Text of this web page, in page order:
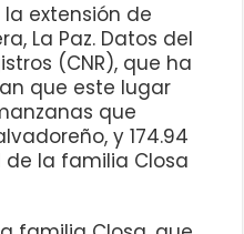
extensión de
La Paz. Datos del
(CNR), que ha
que este lugar
que
y 174.94
la familia Closa